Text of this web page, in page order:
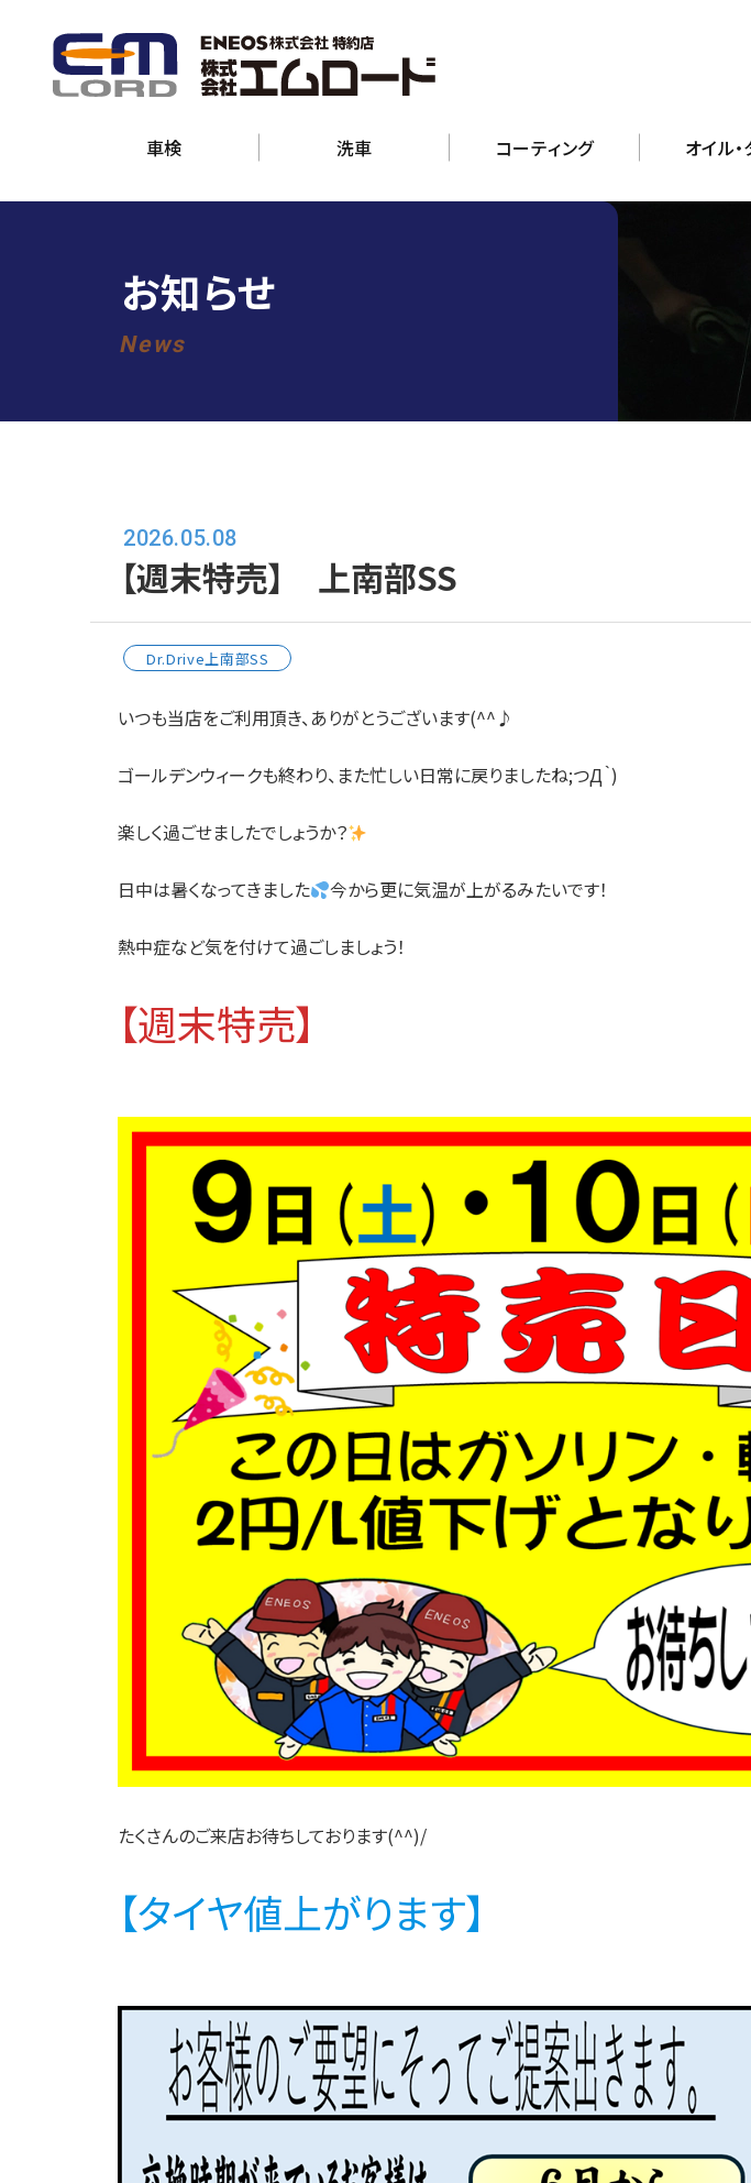
車検 洗車 コーティング オイル
お知らせ
News
2026.05.08
【週末特売】 上南部SS
Dr.Drive上南部SS
いつも当店をご利用頂き、ありがとうございます(^^♪
ゴールデンウィークも終わり、また忙しい日常に戻りましたね;つД｀)
楽しく過ごせましたでしょうか？
日中は暑くなってきました 今から更に気温が上がるみたいです！
熱中症など気を付けて過ごしましょう！
【週末特売】
たくさんのご来店お待ちしております(^^)/
【タイヤ値上がります】